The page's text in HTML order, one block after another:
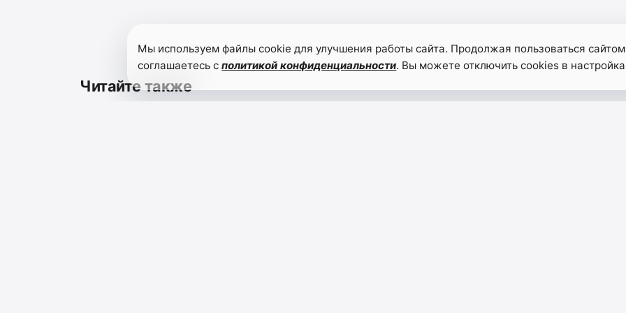
Читайте также
Мы используем файлы cookie для улучшения работы сайта. Продолжая пользоваться
соглашаетесь сполитикой конфиденциальности. Вы можете отключить cookies в